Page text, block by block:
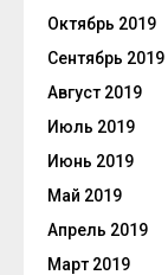
Октябрь 2019
Сентябрь 2019
Август 2019
Июль 2019
Июнь 2019
Май 2019
Апрель 2019
Март 2019